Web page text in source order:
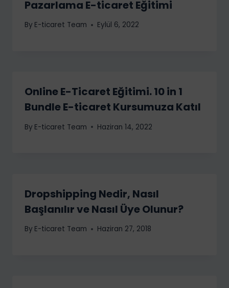
Pazarlama E-ticaret Eğitimi
By E-ticaret Team Eylül 6, 2022
Online E-Ticaret Eğitimi. 10 in 1
Bundle E-ticaret Kursumuza Katıl
By E-ticaret Team Haziran 14, 2022
Dropshipping Nedir, Nasıl
Başlanılır ve Nasıl Üye Olunur?
By E-ticaret Team Haziran 27, 2018